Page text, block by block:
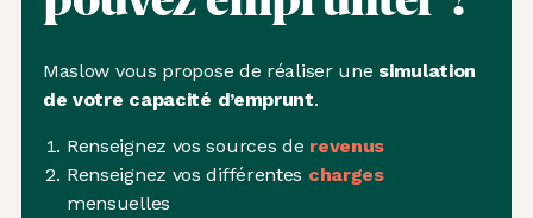
Maslow vous propose de réaliser une simulation
de votre capacité d’emprunt.
Renseignez vos sources de revenus
Renseignez vos différentes charges
mensuelles